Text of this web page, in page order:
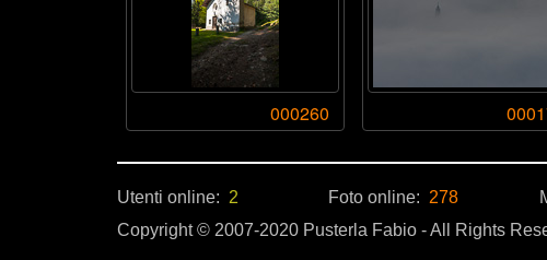
000260
Utenti online: 2 Foto online: 278
Copyright © 2007-2020 Pusterla Fabio - All Rights